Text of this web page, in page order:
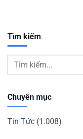
Tìm kiếm
Chuyên mục
Tin Tức (1.008)